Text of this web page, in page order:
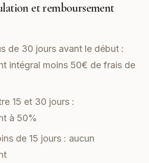
et remboursement
de 30 jours avant le début :
intégral moins 50€ de frais de
15 et 30 jours :
à 50%
de 15 jours : aucun